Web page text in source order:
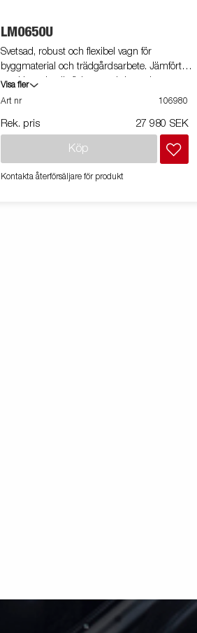
LM0650U
Svetsad, robust och flexibel vagn för
byggmaterial och trädgårdsarbete. Jämfört
med L-serien är flakytan och kapaciteten
större. Utrustad med tippfunktion. Vagnen på
Visa fler
Art nr
106980
Rek. pris 27 980 SEK
Köp
Kontakta återförsäljare för produkt